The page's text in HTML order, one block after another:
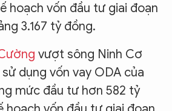
hoạch vốn đầu tư giai đoạn
3.167 tỷ đồng.
vượt sông Ninh Cơ
dụng vốn vay ODA của
mức đầu tư hơn 582 tỷ